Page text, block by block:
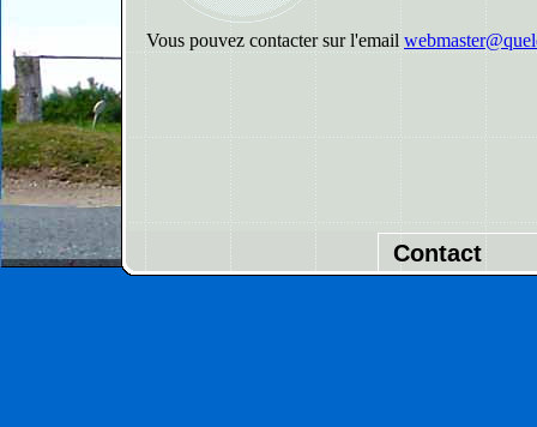
Vous pouvez contacter sur l'email
Contact